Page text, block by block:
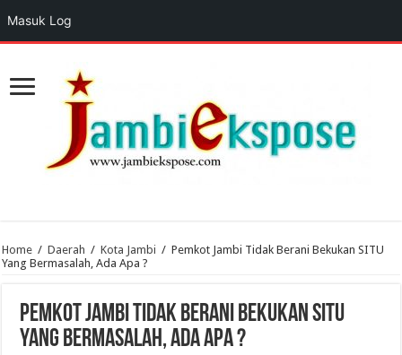
Home / Daerah / Kota Jambi / Pemkot Jambi Tidak Berani Bekukan SITU
Yang Bermasalah, Ada Apa ?
Pemkot Jambi Tidak Berani Bekukan SITU
Yang Bermasalah, Ada Apa ?
Masuk Log